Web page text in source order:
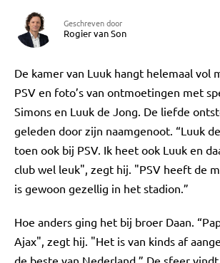
Geschreven door
Rogier van Son
De kamer van Luuk hangt helemaal vol
PSV en foto’s van ontmoetingen met
Simons en Luuk de Jong. De liefde
geleden door zijn naamgenoot. “Luuk
toen ook bij PSV. Ik heet ook Luuk en
club wel leuk", zegt hij. "PSV heeft de
is gewoon gezellig in het stadion.”
Hoe anders ging het bij broer Daan.
Ajax", zegt hij. "Het is van kinds af
de beste van Nederland.” De sfeer